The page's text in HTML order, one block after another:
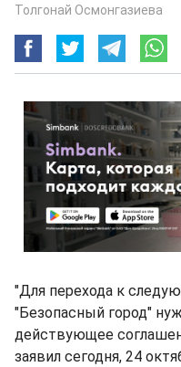
Толгонай Осмонгазиева
"Для перехода к
"Безопасный город"
действующее
заявил сегодня, 24